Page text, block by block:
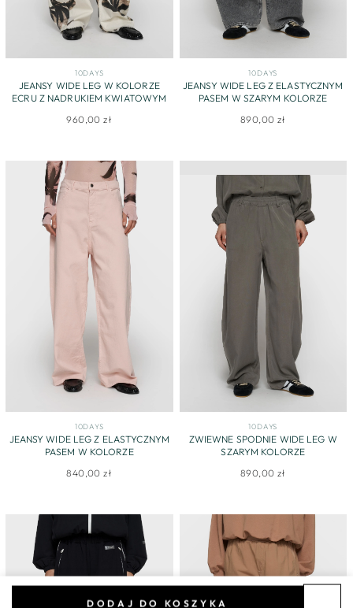
10DAYS
JEANSY WIDE LEG W KOLORZE
ECRU Z NADRUKIEM KWIATOWYM
960,00 zł
10DAYS
JEANSY WIDE LEG Z ELASTYCZNYM
PASEM W SZARYM KOLORZE
890,00 zł
10DAYS
JEANSY WIDE LEG Z ELASTYCZNYM
PASEM W KOLORZE
840,00 zł
10DAYS
ZWIEWNE SPODNIE WIDE LEG W
SZARYM KOLORZE
890,00 zł